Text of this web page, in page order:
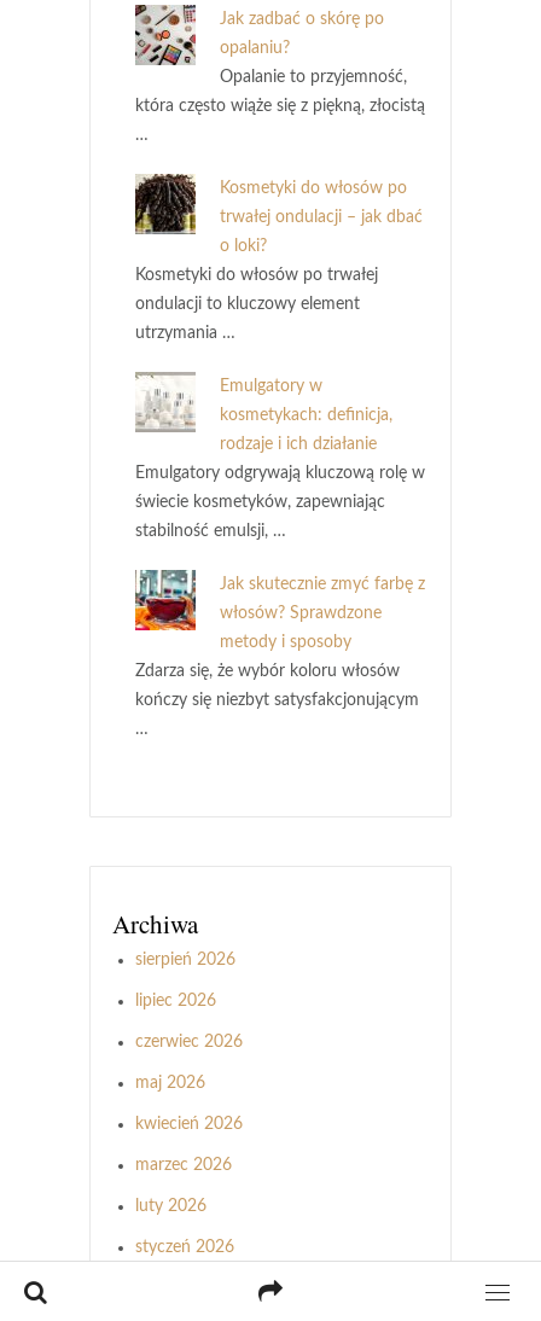
Jak zadbać o skórę po
opalaniu?
Opalanie to przyjemność,
która często wiąże się z piękną, złocistą
…
Kosmetyki do włosów po
trwałej ondulacji – jak dbać
o loki?
Kosmetyki do włosów po trwałej
ondulacji to kluczowy element
utrzymania …
Emulgatory w
kosmetykach: definicja,
rodzaje i ich działanie
Emulgatory odgrywają kluczową rolę w
świecie kosmetyków, zapewniając
stabilność emulsji, …
Jak skutecznie zmyć farbę z
włosów? Sprawdzone
metody i sposoby
Zdarza się, że wybór koloru włosów
kończy się niezbyt satysfakcjonującym
…
Archiwa
sierpień 2026
lipiec 2026
czerwiec 2026
maj 2026
kwiecień 2026
marzec 2026
luty 2026
styczeń 2026